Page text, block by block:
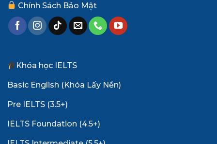
Chính Sách Bảo Mật
Khóa học IELTS
Basic English (Khóa Lấy Nền)
Pre IELTS (3.5+)
IELTS Foundation (4.5+)